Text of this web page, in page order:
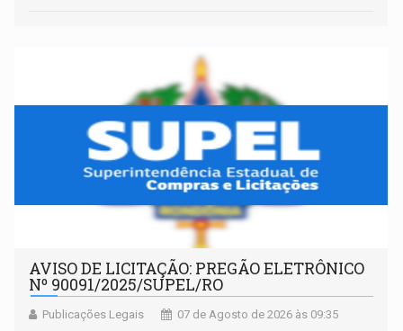
AVISO DE LICITAÇÃO: PREGÃO ELETRÔNICO
Nº 90091/2025/SUPEL/RO
Publicações Legais 07 de Agosto de 2026 às 09:35